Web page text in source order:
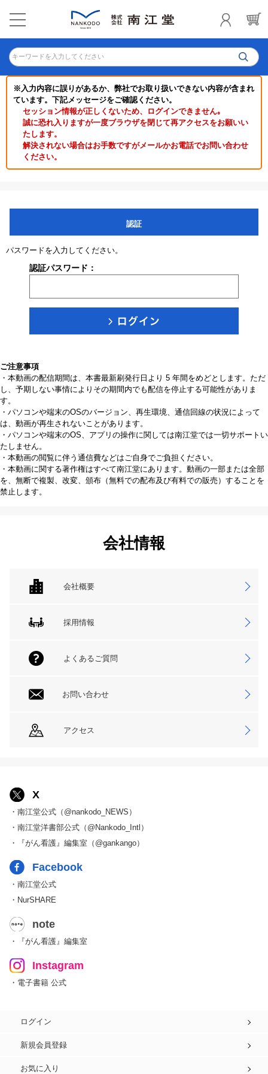
キーワードを入力してください
※入力内容に誤りがあるか、弊社でお取り扱いできない内容が含まれ
ています。下記メッセージをご確認ください。
セッション情報が正しくないため、ログインできません｡
誠に恐れ入りますが一度ブラウザを閉じて再アクセスをお願いい
たします。
解決されない場合はお手数ですがメールかお電話でお問い合わせ
ください。
認証
パスワードを入力してください。
認証パスワード：
ご注意事項
・本動画の配信期間は、本書最新刷発行日より 5 年間をめどとします。ただ
し、予期しない事情によりその期間内でも配信を停止する可能性がありま
す。
・パソコンや端末のOSのバージョン、再生環境、通信回線の状況によって
は、動画が再生されないことがあります。
・パソコンや端末のOS、アプリの操作に関しては南江堂では一切サポートい
たしません。
・本動画の閲覧に伴う通信費などはご自身でご負担ください。
・本動画に関する著作権はすべて南江堂にあります。動画の一部または全部
を、無断で複製、改変、頒布（無料での配布及び有料での販売）することを
禁止します。
会社情報
会社概要
採用情報
よくあるご質問
お問い合わせ
アクセス
X
・南江堂公式（@nankodo_NEWS）
・南江堂洋書部公式（@Nankodo_Intl）
・『がん看護』編集室（@gankango）
Facebook
・南江堂公式
・NurSHARE
note
・『がん看護』編集室
Instagram
・電子書籍 公式
ログイン
新規会員登録
お気に入り